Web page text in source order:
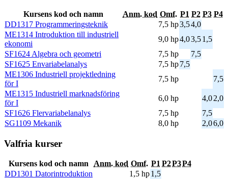
Kursens kod och namn Anm. kod Omf. P1 P2 P3 P4
DD1317 Programmeringsteknik
7,5 hp3,54,0
ME1314 Introduktion till industriell
ekonomi
9,0 hp4,03,51,5
SF1624 Algebra och geometri
7,5 hp
7,5
SF1625 Envariabelanalys
7,5 hp7,5
ME1306 Industriell projektledning
för I
7,5 hp
7,5
ME1315 Industriell marknadsföring
för I
6,0 hp 4,02,0
SF1626 Flervariabelanalys
7,5 hp
7,5
SG1109 Mekanik
8,0 hp 2,06,0
Valfria kurser
Kursens kod och namn Anm. kod Omf. P1 P2P3P4
DD1301 Datorintroduktion
1,5 hp1,5